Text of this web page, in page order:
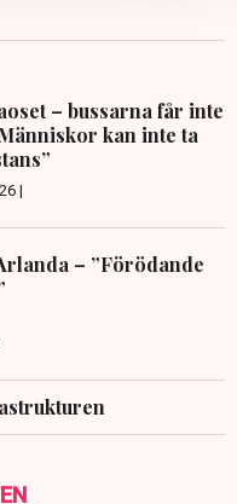
– bussarna får inte
kan inte ta
|
– ”Förödande